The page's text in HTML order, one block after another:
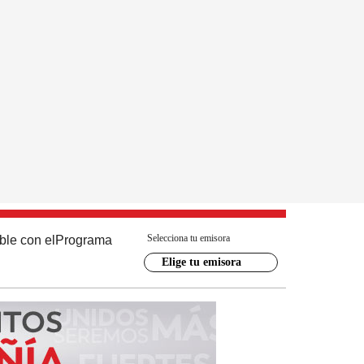
con el Programa Selecciona tu emisora
Elige tu emisora